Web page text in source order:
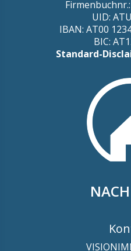
UID:
IBAN: AT00
BIC:
Standard-